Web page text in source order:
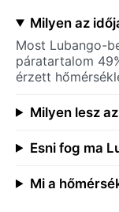
Milyen az
Most Lubango-
páratartalom
érzett
Milyen lesz
Esni fog ma
Mi a